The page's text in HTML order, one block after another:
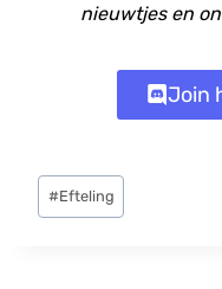
nieuwtjes en
Join
Bericht
tags:
#Efteling